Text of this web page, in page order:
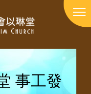
切
換
事工發